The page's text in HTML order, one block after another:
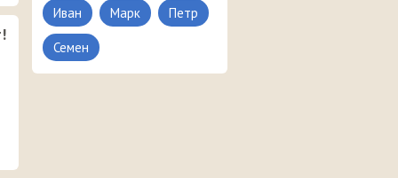
Иван Марк Петр
Семен